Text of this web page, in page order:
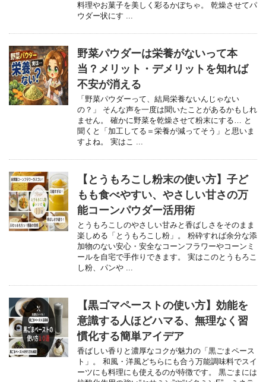
料理やお菓子を美しく彩るかぼちゃ。 乾燥させてパ
ウダー状にす ...
野菜パウダーは栄養がないって本
当？メリット・デメリットを知れば
不安が消える
「野菜パウダーって、結局栄養ないんじゃない
の？」 そんな声を一度は聞いたことがあるかもしれ
ません。 確かに野菜を乾燥させて粉末にする… と
聞くと「加工してる＝栄養が減ってそう」と思いま
すよね。 実はこ ...
【とうもろこし粉末の使い方】子ど
もも食べやすい、やさしい甘さの万
能コーンパウダー活用術
とうもろこしのやさしい甘みと香ばしさをそのまま
楽しめる「とうもろこし粉」。 粉砕すれば余分な添
加物のない安心・安全なコーンフラワーやコーンミ
ールを自宅で手作りできます。 実はこのとうもろこ
し粉、パンや ...
【黒ゴマペーストの使い方】効能を
意識する人ほどハマる、無理なく習
慣化する簡単アイデア
香ばしい香りと濃厚なコクが魅力の「黒ごまペース
ト」。 和風・洋風どちらにも合う万能調味料でスイ
ーツにも料理にも使えるのが特徴です。 黒ごまには